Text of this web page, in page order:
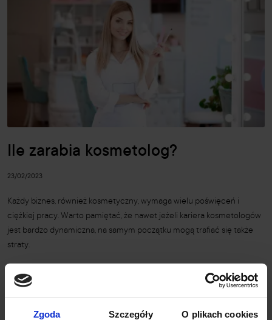
Zgoda Szczegóły O plikach cookies
Ile zarabia kosmetolog?
23/02/2023
Każdy biznes, również kosmetyczny, wymaga wielu poświęceń i
ciężkiej pracy. Warto pamiętać, że nawet jeżeli kariera kosmetologów
jest bardzo dynamiczna, na samym początku mogą trafiać się także
straty.
Czytaj dalej